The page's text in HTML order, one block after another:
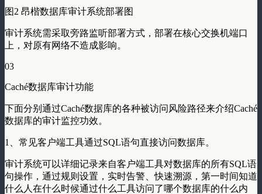
图2 昂楷数据库审计系统部署图
审计系统需采取旁路监听部署方式，部署在核心交换机端口
上，对原有网络不造成影响。
03
Caché数据库审计功能
下面分别通过Caché数据库的各种被访问风险路径来介绍Caché
数据库的审计监控功效。
1、常见客户端工具通过SQL语句直接访问数据库。
审计系统可以详细记录来自客户端工具对数据库的所有SQL语
句操作，通过规则设置，实时告警、快速溯源，第一时间知道
什么人在什么时候通过什么工具访问了哪个数据库的什么内